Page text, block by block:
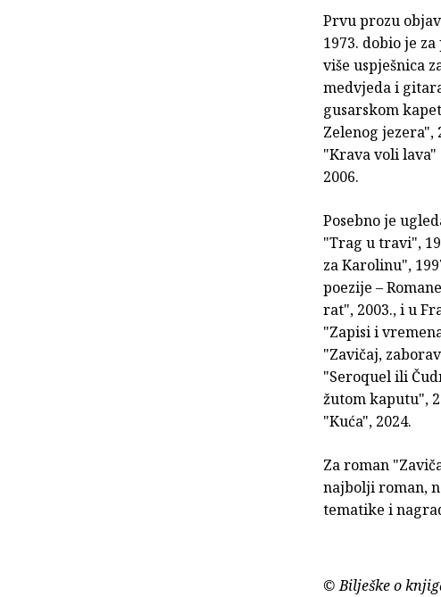
Prvu prozu
1973. dobio je
više uspješnica
medvjeda i
gusarskom
Zelenog
"Krava voli lava"
2006.
Posebno je
"Trag u travi",
za Karolinu",
poezije –
rat", 2003., i u
"Zapisi i
"Zavičaj,
"Seroquel ili
žutom kaputu",
"Kuća", 2024.
Za roman
najbolji roman,
tematike i
© Bilješke o